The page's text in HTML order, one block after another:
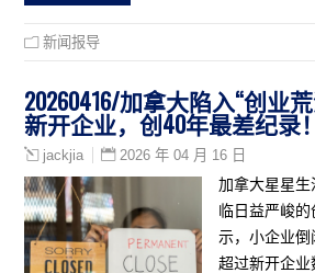
新闻报导
20260416/加拿大陷入“创业
新开企业，创40年最差纪录
jackjia 2026 年 04 月 16 日
加拿大星星
临日益严峻
示，小企业
超过新开企